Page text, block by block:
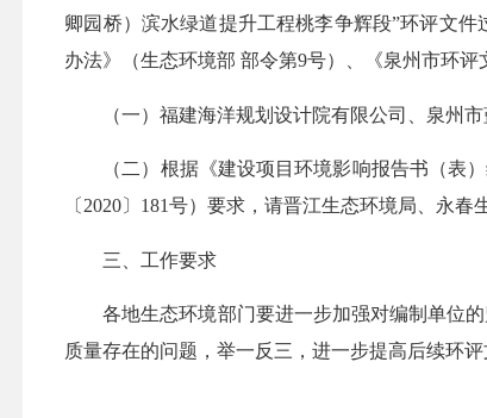
卿园桥）滨水绿道提升工程桃李争辉段”环评文
办法》（生态环境部 部令第9号）、《泉州市环
（一）福建海洋规划设计院有限公司、泉州
（二）根据《建设项目环境影响报告书（表
〔2020〕181号）要求，请晋江生态环境局、永
三、工作要求
各地生态环境部门要进一步加强对编制单位
质量存在的问题，举一反三，进一步提高后续环评